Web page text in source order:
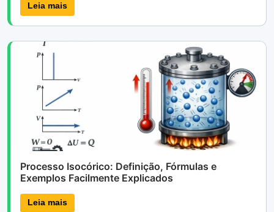
Leia mais
Processo Isocórico: Definição, Fórmulas e
Exemplos Facilmente Explicados
Leia mais